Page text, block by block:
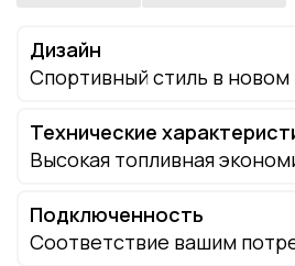
Дизайн
Спортивный стиль в
Технические
Высокая топливная
Подключенность
Соответствие вашим